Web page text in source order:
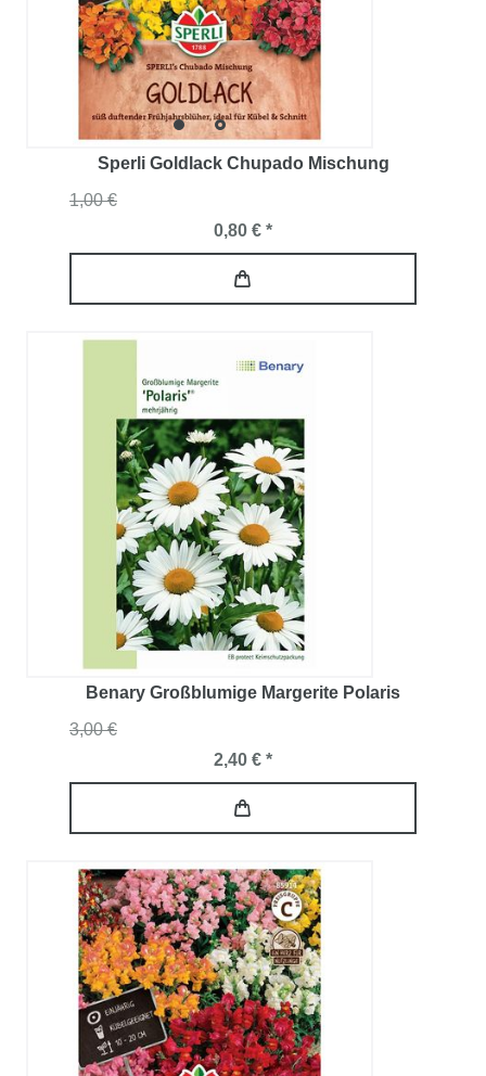
Sperli Goldlack Chupado Mischung
1,00 €
0,80 € *
Benary Großblumige Margerite Polaris
3,00 €
2,40 € *